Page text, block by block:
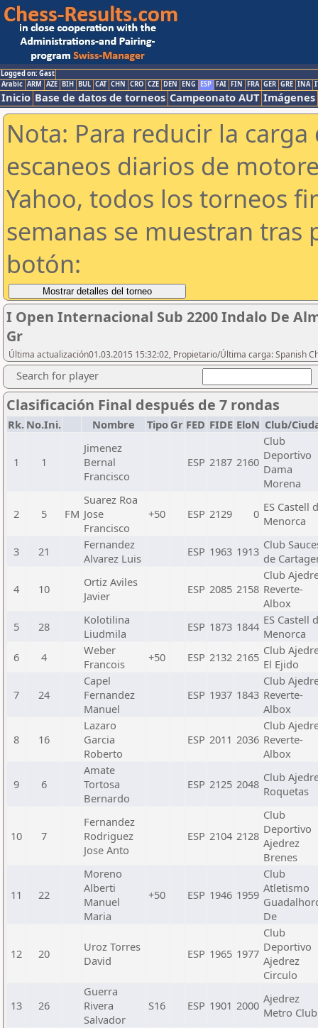
Logged on: Gast
Arabic ARM AZE BIH BUL CAT CHN CRO CZE DEN ENG ESP FAI FIN FRA GER GRE INA
Inicio Base de datos de torneos Campeonato AUT Imágenes
Nota: Para reducir la
escaneos diarios de
Yahoo, todos los torneos
semanas se muestran tras
botón:
I Open Internacional Sub 2200 Indalo De
Gr
Última actualización01.03.2015 15:32:02, Propietario/Última carga: Spanish
Search for player
Clasificación Final después de 7 rondas
Rk. No.Ini. Nombre Tipo Gr FED FIDE EloN Club/
1 1
Jimenez
Bernal
Francisco
ESP 2187 2160
Club
Deportivo
Dama
Morena
2 5 FM
Suarez Roa
Jose
Francisco
+50 ESP 2129 0 ES Castell
Menorca
3 21
Fernandez
Alvarez Luis
ESP 1963 1913 Club
de
4 10
Ortiz Aviles
Javier
ESP 2085 2158
Club
Reverte-
Albox
5
28
Kolotilina
Liudmila
ESP 1873 1844 ES Castell
Menorca
6
4
Weber
Francois
+50 ESP 2132 2165 Club
El Ejido
7 24
Capel
Fernandez
Manuel
ESP 1937 1843
Club
Reverte-
Albox
8 16
Lazaro
Garcia
Roberto
ESP 2011 2036
Club
Reverte-
Albox
9 6
Amate
Tortosa
Bernardo
ESP 2125 2048 Club
Roquetas
10 7
Fernandez
Rodriguez
Jose Anto
ESP 2104 2128
Club
Deportivo
Ajedrez
Brenes
11 22
Moreno
Alberti
Manuel
Maria
+50 ESP 1946 1959
Club
Atletismo
De
12 20
Uroz Torres
David
ESP 1965 1977
Club
Deportivo
Ajedrez
Circulo
13 26
Guerra
Rivera
Salvador
S16 ESP 1901 2000 Ajedrez
Metro Club